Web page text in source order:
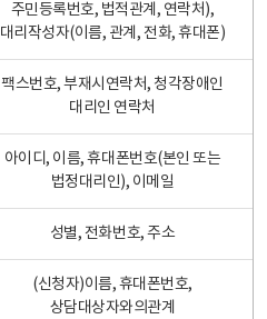
주민등록번호, 법적관계, 연락처),
대리작성자(이름, 관계, 전화, 휴대폰)
팩스번호, 부재시연락처, 청각장애인
대리인 연락처
아이디, 이름, 휴대폰번호(본인 또는
법정대리인), 이메일
성별, 전화번호, 주소
(신청자)이름, 휴대폰번호,
상담대상자와의관계